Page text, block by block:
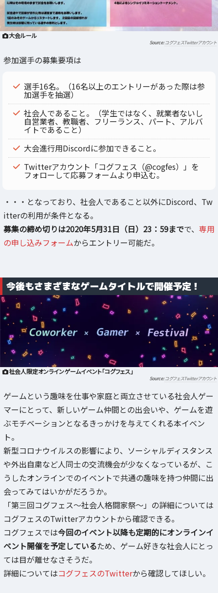
大会ルール
コグフェスTwitterアカウント
参加選手の募集要項は
選手16名。（16名以上のエントリーがあった際は参
加選手を抽選）
社会人であること。（学生ではなく、就業者ないし
自営業者、教職者、フリーランス、パート、アルバ
イトであること）
大会進行用Discordに参加できること。
Twitterアカウント「コグフェス（@cogfes）」を
フォローして応募フォームより申込む。
・・・となっており、社会人であること以外にDiscord、Tw
itterの利用が条件となる。
募集の締め切りは2020年5月31日（日）23：59までで、 専用
の申し込みフォームからエントリー可能だ。
今後もさまざまなゲームタイトルで開催予定！
社会人限定オンラインゲームイベント「コグフェス」
コグフェスTwitterアカウント
ゲームという趣味を仕事や家庭と両立させている社会人ゲー
マーにとって、新しいゲーム仲間との出会いや、ゲームを遊
ぶモチベーションとなるきっかけを与えてくれる本イベン
ト。
新型コロナウイルスの影響により、ソーシャルディスタンス
や外出自粛など人同士の交流機会が少なくなっているが、こ
うしたオンラインでのイベントで共通の趣味を持つ仲間に出
会ってみてはいかがだろうか。
「第三回コグフェス～社会人格闘家祭～」の詳細については
コグフェスのTwitterアカウントから確認できる。
コグフェスでは今回のイベント以降も定期的にオンラインイ
ベント開催を予定しているため、ゲーム好きな社会人にとっ
ては目が離せなさそうだ。
詳細についてはコグフェスのTwitterから確認してほしい。